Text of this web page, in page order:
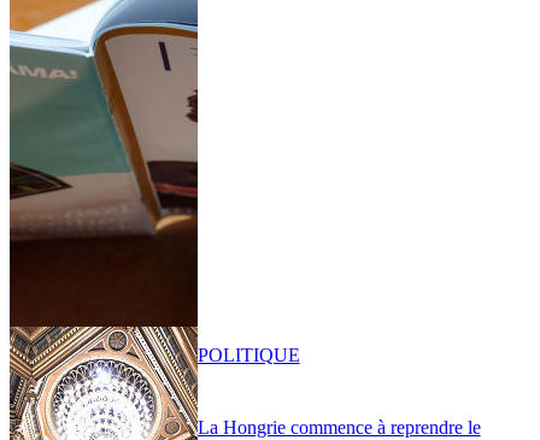
La Hongrie commence à reprendre le
POLITIQUE